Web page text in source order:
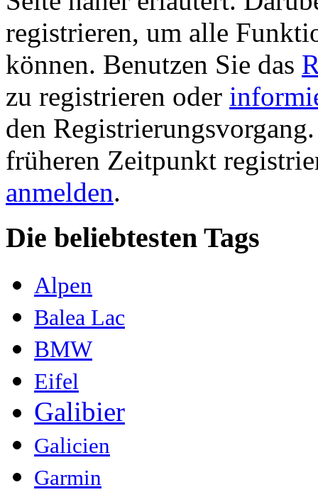
registrieren, um alle
können. Benutzen Sie das
zu registrieren oder
den
früheren Zeitpunkt
anmelden.
Die beliebtesten Tags
Alpen
Balea Lac
BMW
Eifel
Galibier
Galicien
Garmin